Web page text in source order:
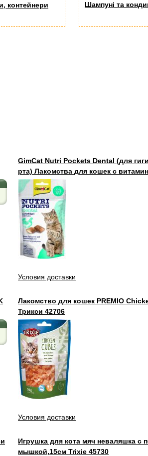
контейнери
Шампуні та
GimCat Nutri Pockets Dental (для
рта) Лакомства для кошек с
Условия доставки
Лакомство для кошек PREMIO
Трикси 42706
Условия доставки
Игрушка для кота мяч неваляшка с
мышкой,15см Trixie 45730